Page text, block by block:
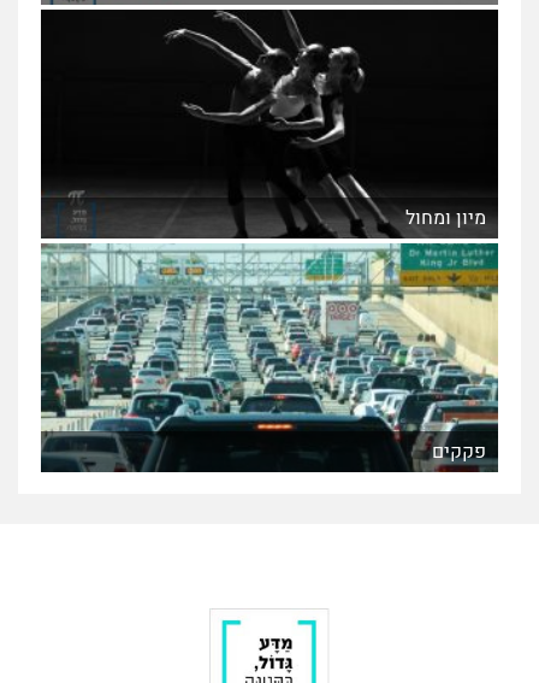
מיון ומחול
פקקים